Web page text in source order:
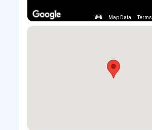
Map Data Terms